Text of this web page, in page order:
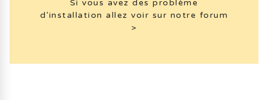
Si vous avez des problème
d’installation allez voir sur notre forum
>